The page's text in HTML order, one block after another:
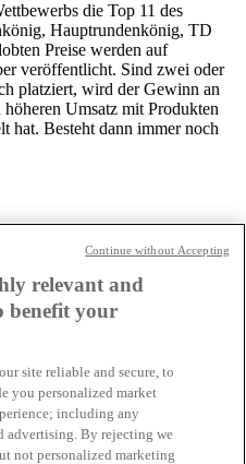
die Top 11 des
Hauptrundenkönig, TD
Preise werden auf
veröffentlicht. Sind zwei oder
platziert, wird der Gewinn an
Umsatz mit Produkten
hat. Besteht dann immer noch
vergeben, z.B. für das
Kauf ausgewählter Produkte.
und Bedingungen für diese
auf
veröffentlicht.
6 Werktagen per E-Mail über
Versand der Gewinne erfolgt an
Adresse. Der Gewinner stellt
über den Erhalt des Gewinnes
relevant and
benefit your
site reliable and secure, to
you personalized market
including any
advertising. By rejecting we
not personalized marketing
Continue without Accepting